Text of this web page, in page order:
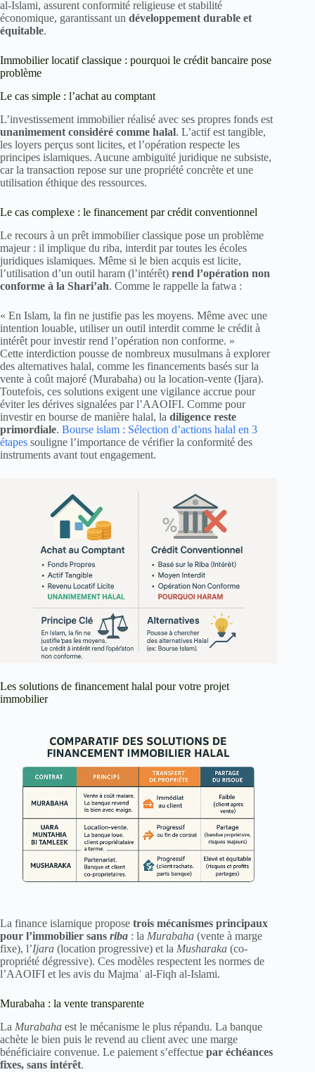
al-Islami, assurent conformité religieuse et stabilité
économique, garantissant un développement durable et
équitable.
Immobilier locatif classique : pourquoi le crédit bancaire pose
problème
Le cas simple : l’achat au comptant
L’investissement immobilier réalisé avec ses propres fonds est
unanimement considéré comme halal. L’actif est tangible,
les loyers perçus sont licites, et l’opération respecte les
principes islamiques. Aucune ambiguïté juridique ne subsiste,
car la transaction repose sur une propriété concrète et une
utilisation éthique des ressources.
Le cas complexe : le financement par crédit conventionnel
Le recours à un prêt immobilier classique pose un problème
majeur : il implique du riba, interdit par toutes les écoles
juridiques islamiques. Même si le bien acquis est licite,
l’utilisation d’un outil haram (l’intérêt) rend l’opération non
conforme à la Shari’ah. Comme le rappelle la fatwa :
« En Islam, la fin ne justifie pas les moyens. Même avec une
intention louable, utiliser un outil interdit comme le crédit à
intérêt pour investir rend l’opération non conforme. »
Cette interdiction pousse de nombreux musulmans à explorer
des alternatives halal, comme les financements basés sur la
vente à coût majoré (Murabaha) ou la location-vente (Ijara).
Toutefois, ces solutions exigent une vigilance accrue pour
éviter les dérives signalées par l’AAOIFI. Comme pour
investir en bourse de manière halal, la diligence reste
primordiale. Bourse islam : Sélection d’actions halal en 3
étapes souligne l’importance de vérifier la conformité des
instruments avant tout engagement.
Les solutions de financement halal pour votre projet
immobilier
La finance islamique propose trois mécanismes principaux
pour l’immobilier sans riba : la Murabaha (vente à marge
fixe), l’Ijara (location progressive) et la Musharaka (co-
propriété dégressive). Ces modèles respectent les normes de
l’AAOIFI et les avis du Majmaʿ al-Fiqh al-Islami.
Murabaha : la vente transparente
La Murabaha est le mécanisme le plus répandu. La banque
achète le bien puis le revend au client avec une marge
bénéficiaire convenue. Le paiement s’effectue par échéances
fixes, sans intérêt.